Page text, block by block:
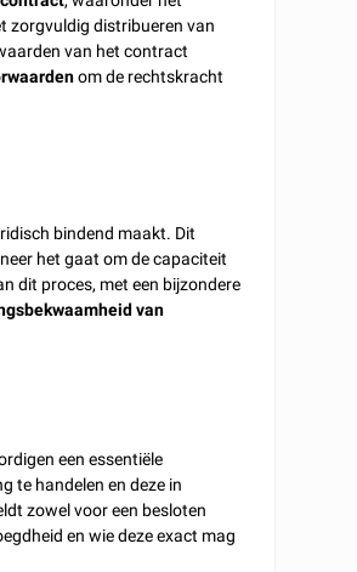
zorgvuldig distribueren van
van het contract
om de rechtskracht
bindend maakt. Dit
het gaat om de capaciteit
dit proces, met een bijzondere
van
een essentiële
te handelen en deze in
zowel voor een besloten
en wie deze exact mag